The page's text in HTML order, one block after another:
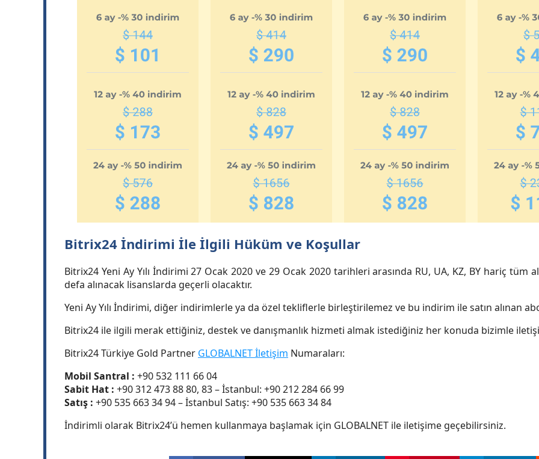
Bitrix24 İndirimi İle İlgili Hüküm ve Koşullar
Bitrix24 Yeni Ay Yılı İndirimi 27 Ocak 2020 ve 29 Ocak 2020 tarihleri arasında RU, UA, KZ, BY hariç
defa alınacak lisanslarda geçerli olacaktır.
Yeni Ay Yılı İndirimi, diğer indirimlerle ya da özel tekliflerle birleştirilemez ve bu indirim ile satın alınan
Bitrix24 ile ilgili merak ettiğiniz, destek ve danışmanlık hizmeti almak istediğiniz her konuda bizimle
Bitrix24 Türkiye Gold Partner GLOBALNET İletişim Numaraları:
Mobil Santral : +90 532 111 66 04
Sabit Hat : +90 312 473 88 80, 83 – İstanbul: +90 212 284 66 99
Satış : +90 535 663 34 94 – İstanbul Satış: +90 535 663 34 84
İndirimli olarak Bitrix24’ü hemen kullanmaya başlamak için GLOBALNET ile iletişime geçebilirsiniz.